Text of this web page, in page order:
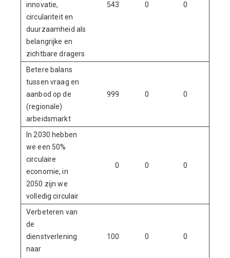
innovatie,
circulariteit en
duurzaamheid als
belangrijke en
zichtbare dragers
543 0 0
Betere balans
tussen vraag en
aanbod op de
(regionale)
arbeidsmarkt
999 0 0
In 2030 hebben
we een 50%
circulaire
economie, in
2050 zijn we
volledig circulair
0 0 0
Verbeteren van
de
dienstverlening
naar
100 0 0